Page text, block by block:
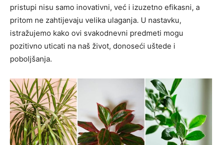
pristupi nisu samo inovativni, već i izuzetno efikasni, a
pritom ne zahtijevaju velika ulaganja. U nastavku,
istražujemo kako ovi svakodnevni predmeti mogu
pozitivno uticati na naš život, donoseći uštede i
poboljšanja.